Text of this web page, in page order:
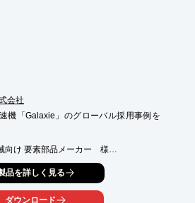
会社
機「Galaxie」のグローバル採用事例を
け 要素部品メーカー　様
密回転テーブル
両端に1台ずつ、計2台のDDモータを搭
への置き換えにより、片側1台でド
品を詳しく見る
ダウンロード